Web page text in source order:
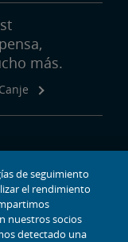
más.
de seguimiento
el rendimiento
nuestros socios
detectado una